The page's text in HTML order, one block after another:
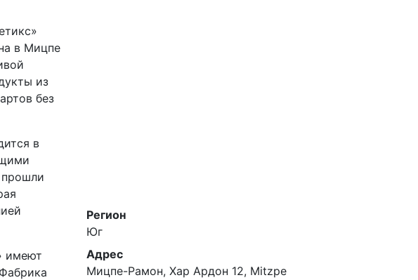
в Мицпе
из
без
в
прошли
имеют
Регион
Юг
Адрес
Мицпе-Рамон, Хар Ардон 12, Mitzpe